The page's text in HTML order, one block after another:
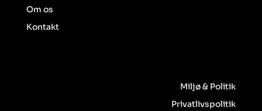
Om os
Kontakt
Miljø & Politik
Privatlivspolitik